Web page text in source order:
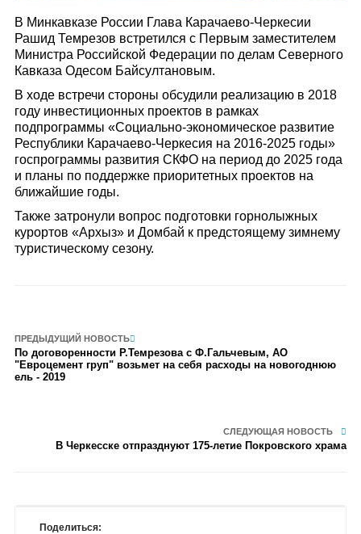
В Минкавказе России Глава Карачаево-Черкесии
Рашид Темрезов встретился с Первым заместителем
Министра Российской Федерации по делам Северного
Кавказа Одесом Байсултановым.
В ходе встречи стороны обсудили реализацию в 2018
году инвестиционных проектов в рамках
подпрограммы «Социально-экономическое развитие
Республики Карачаево-Черкесия на 2016-2025 годы»
госпрограммы развития СКФО на период до 2025 года
и планы по поддержке приоритетных проектов на
ближайшие годы.
Также затронули вопрос подготовки горнолыжных
курортов «Архыз» и Домбай к предстоящему зимнему
туристическому сезону.
ПРЕДЫДУЩИЙ НОВОСТЬ
По договоренности Р.Темрезова с Ф.Гальчевым, АО
"Евроцемент груп" возьмет на себя расходы на новогоднюю
ель - 2019
СЛЕДУЮЩАЯ НОВОСТЬ
В Черкесске отпразднуют 175-летие Покровского храма
Поделиться: